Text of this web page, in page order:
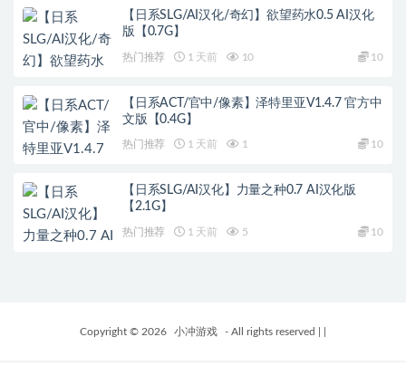
【日系SLG/AI汉化/奇幻】欲望药水0.5 AI汉化
版【0.7G】
热门推荐 1 天前 10 10
【日系ACT/官中/像素】泽特里亚V1.4.7 官方中
文版【0.4G】
热门推荐 1 天前 1 10
【日系SLG/AI汉化】力量之种0.7 AI汉化版
【2.1G】
热门推荐 1 天前 5 10
Copyright © 2026 小冲游戏 - All rights reserved